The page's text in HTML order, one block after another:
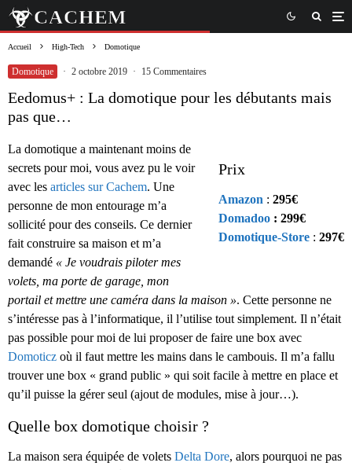
Accueil High-Tech Domotique
Domotique · 2 octobre 2019 · 15 Commentaires
Eedomus+ : La domotique pour les débutants mais
pas que…
Prix
Amazon : 295€
Domadoo : 299€
Domotique-Store : 297€
La domotique a maintenant moins de
secrets pour moi, vous avez pu le voir
avec les articles sur Cachem. Une
personne de mon entourage m’a
sollicité pour des conseils. Ce dernier
fait construire sa maison et m’a
demandé « Je voudrais piloter mes
volets, ma porte de garage, mon
portail et mettre une caméra dans la maison ». Cette personne ne
s’intéresse pas à l’informatique, il l’utilise tout simplement. Il n’était
pas possible pour moi de lui proposer de faire une box avec
Domoticz où il faut mettre les mains dans le cambouis. Il m’a fallu
trouver une box « grand public » qui soit facile à mettre en place et
qu’il puisse la gérer seul (ajout de modules, mise à jour…).
Quelle box domotique choisir ?
La maison sera équipée de volets Delta Dore, alors pourquoi ne pas